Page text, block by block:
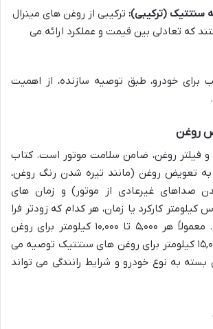
سنتتیک (ترکیبی): ترکیبی از روغن های مینرال
که تعادلی بین قیمت و عملکرد ارائه می
برای خودرو، طبق توصیه سازنده، از اهمیت
روغن
فیلتر روغن، ضامن سلامت موتور است. کتاب
به تعویض روغن (مانند تیره شدن رنگ روغن،
صداهای غیرعادی از موتور) و زمان های
کارکرد یا زمان، هر کدام که زودتر فرا
رسد) اشاره می کند. معمولاً هر ۵,۰۰۰ تا ۱۰,۰۰۰ کیلومتر برای روغن
های معمولی و تا ۱۵,۰۰۰ کیلومتر برای روغن های سنتتیک توصیه می
بسته به نوع خودرو و شرایط رانندگی می تواند